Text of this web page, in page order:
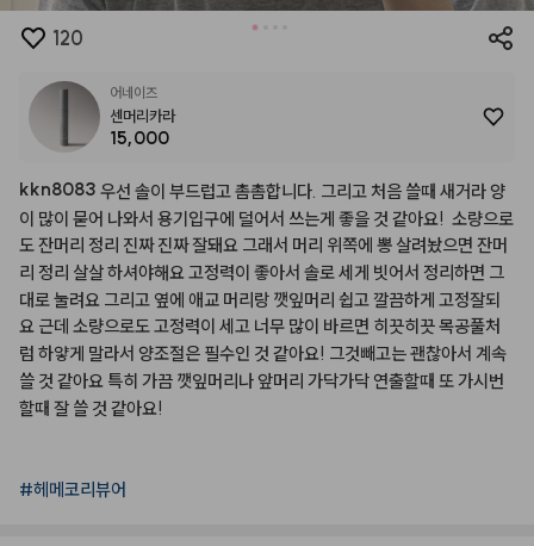
120
어네이즈
센머리카라
15,000
kkn8083 우선 솔이 부드럽고촘촘합니다. 그리고처음 쓸때 새거라양
이 많이 묻어 나와서 용기입구에 덜어서 쓰는게 좋을 것 같아요! 소량으로
도잔머리 정리 진짜 진짜잘돼요 그래서 머리 위쪽에 뽕 살려놨으면 잔머
리 정리 살살하셔야해요고정력이 좋아서 솔로세게 빗어서 정리하면 그
대로눌려요 그리고 옆에 애교 머리랑 깻잎머리 쉽고 깔끔하게 고정잘되
요 근데 소량으로도고정력이 세고 너무 많이 바르면 히끗히끗목공풀처
럼 하얗게 말라서 양조절은 필수인 것 같아요! 그것빼고는괜찮아서 계속
쓸 것 같아요 특히 가끔 깻잎머리나앞머리 가닥가닥 연출할때 또 가시번
할때 잘 쓸 것 같아요!
#헤메코리뷰어